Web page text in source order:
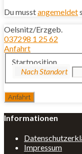
Du musstangemeldet
Oelsnitz/Erzgeb.
037298 1 25 62
Anfahrt
Startposition
Informationen
Impressum